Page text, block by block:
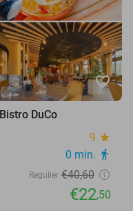
favorite_border
DuCo
9 star
0 min. directions_walk
Regulier €40,60
€22,50